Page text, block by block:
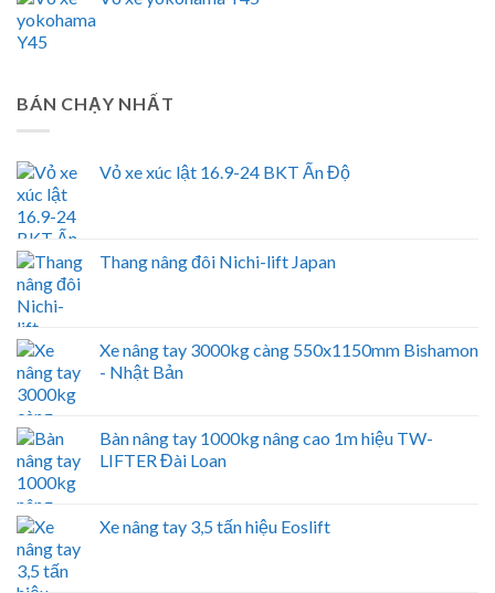
BÁN CHẠY NHẤT
Vỏ xe xúc lật 16.9-24 BKT Ấn Độ
Thang nâng đôi Nichi-lift Japan
Xe nâng tay 3000kg càng 550x1150mm Bishamon
- Nhật Bản
Bàn nâng tay 1000kg nâng cao 1m hiệu TW-
LIFTER Đài Loan
Xe nâng tay 3,5 tấn hiệu Eoslift